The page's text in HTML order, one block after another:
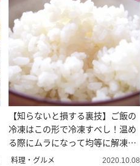
【知らないと損する裏技】ご飯の
冷凍はこの形で冷凍すべし！温め
る際にムラになって均等に解凍で
きない方はやってみて
料理・グルメ 2020.10.08